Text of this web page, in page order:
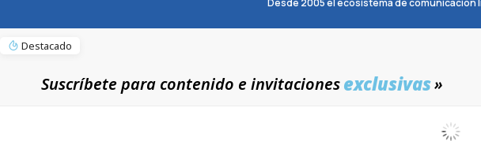
Desde 2005 el ecosistema de comunicación
Destacado
Suscríbete para contenido e invitacionesexclusivas»